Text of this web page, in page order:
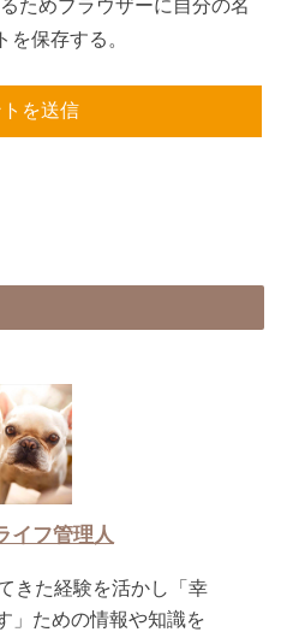
ためブラウザーに自分の名
保存する。
イフ管理人
きた経験を活かし「幸
」ための情報や知識を